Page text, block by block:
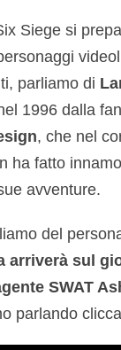
Siege si
parliamo di
1996 dalla
, che nel
ha fatto
avventure.
del
arriverà sul
SWAT
parlando